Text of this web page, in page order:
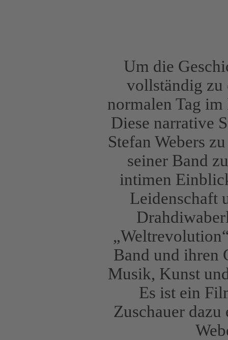
Um die
vollständig zu
normalen Tag im
Diese narrative
Stefan Webers
seiner Band
intimen
Leidenschaft
Band und ihren
Musik, Kunst
Es ist ein
Zuschauer